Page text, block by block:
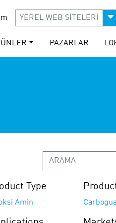
YEREL WEB SİTELERİ
PAZARLAR
Type
Amin